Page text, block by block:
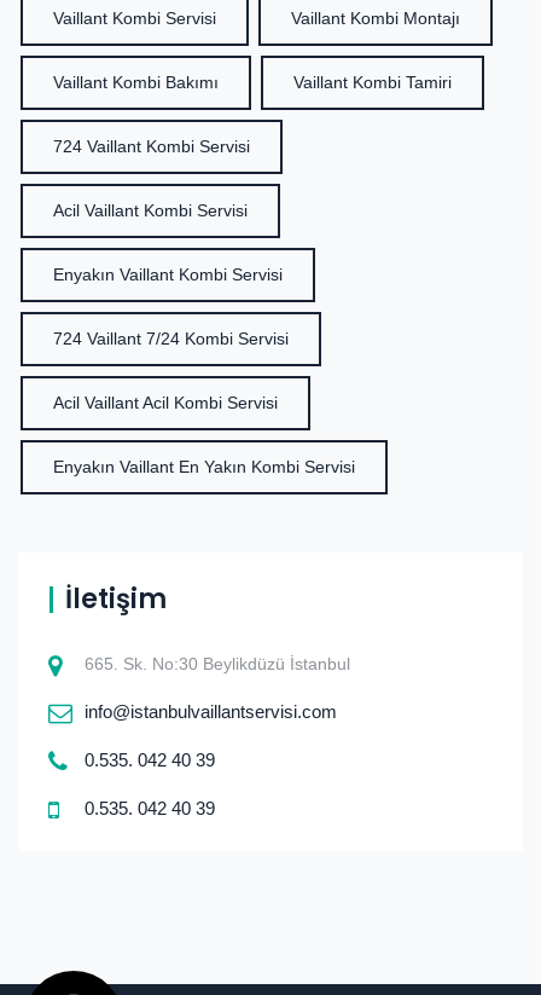
Vaillant Kombi Servisi Vaillant Kombi Montajı
Vaillant Kombi Bakımı Vaillant Kombi Tamiri
724 Vaillant Kombi Servisi
Acil Vaillant Kombi Servisi
Enyakın Vaillant Kombi Servisi
724 Vaillant 7/24 Kombi Servisi
Acil Vaillant Acil Kombi Servisi
Enyakın Vaillant En Yakın Kombi Servisi
İletişim
665. Sk. No:30 Beylikdüzü İstanbul
info@istanbulvaillantservisi.com
0.535. 042 40 39
0.535. 042 40 39